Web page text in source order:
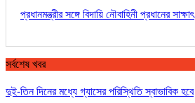
প্রধানমন্ত্রীর সঙ্গে বিদায়ি নৌবাহিনী প্রধানের সাক্ষাৎ
সর্বশেষ খবর
দুই-তিন দিনের মধ্যে গ্যাসের পরিস্থিতি স্বাভাবিক হবে